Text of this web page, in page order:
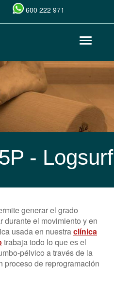
600 222 971
Toggle
- Logsurf
generar el grado
durante el movimiento y en
usada en nuestraclínica
trabaja todo lo que es el
pélvico a través de la
proceso de reprogramación